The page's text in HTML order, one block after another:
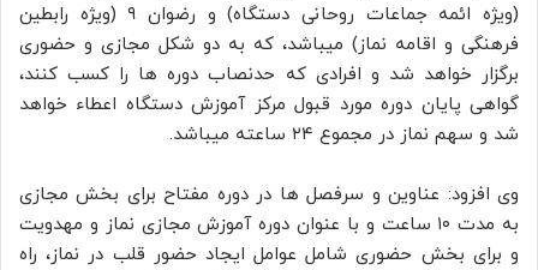
(ویژه ائمه جماعات روحانی دستگاه) و رضوان ۹ (ویژه رابطین
فرهنگی و اقامه نماز) میباشد، که به دو شکل مجازی و حضوری
برگزار خواهد شد و افرادی که حدنصاب دوره ها را کسب کنند،
گواهی پایان دوره مورد قبول مرکز آموزش دستگاه اعطاء خواهد
شد و سهم نماز در مجموع ۲۴ ساعته میباشد.
وی افزود: عناوین و سرفصل ها در دوره مفتاح برای بخش مجازی
به مدت ۱۰ ساعت و با عنوان دوره آموزش مجازی نماز و مهدویت
و برای بخش حضوری شامل عوامل ایجاد حضور قلب در نماز، راه